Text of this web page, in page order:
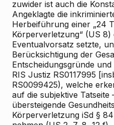
zuwider ist auch die
Angeklagte die
Herbeiführung einer „24
Körperverletzung“ (US 8)
Eventualvorsatz setzte,
Berücksichtigung der
Entscheidungsgründe
RIS Justiz RS0117995
RS0099425), welche
auf die subjektive Tatseite
übersteigende
Körperverletzung iSd §